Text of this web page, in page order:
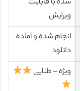
ویرایش
انجام شده و آماده
دانلود
ویژه – طلایی